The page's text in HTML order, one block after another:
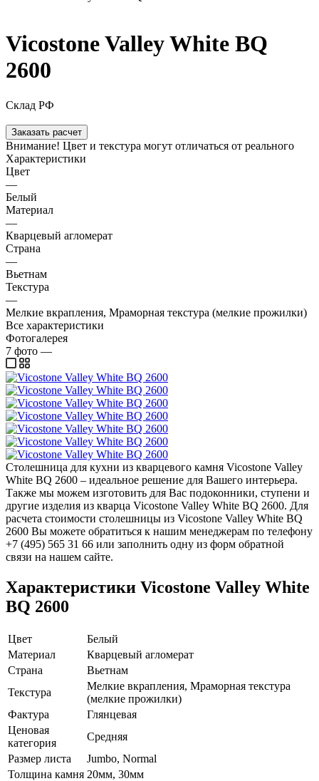
Vicostone Valley White BQ
2600
Склад РФ
Заказать расчет
Внимание! Цвет и текстура могут отличаться от реального
Характеристики
Цвет
—
Белый
Материал
—
Кварцевый агломерат
Страна
—
Вьетнам
Текстура
—
Мелкие вкрапления, Мраморная текстура (мелкие прожилки)
Все характеристики
Фотогалерея
7 фото —
Столешница для кухни из кварцевого камня Vicostone Valley
White BQ 2600 – идеальное решение для Вашего интерьера.
Также мы можем изготовить для Вас подоконники, ступени и
другие изделия из кварца Vicostone Valley White BQ 2600. Для
расчета стоимости столешницы из Vicostone Valley White BQ
2600 Вы можете обратиться к нашим менеджерам по телефону
+7 (495) 565 31 66 или заполнить одну из форм обратной
связи на нашем сайте.
Характеристики Vicostone Valley White
BQ 2600
Цвет
Белый
Материал
Кварцевый агломерат
Страна
Вьетнам
Текстура
Мелкие вкрапления, Мраморная текстура
(мелкие прожилки)
Фактура
Глянцевая
Ценовая
категория
Средняя
Размер листа
Jumbo, Normal
Толщина камня 20мм, 30мм